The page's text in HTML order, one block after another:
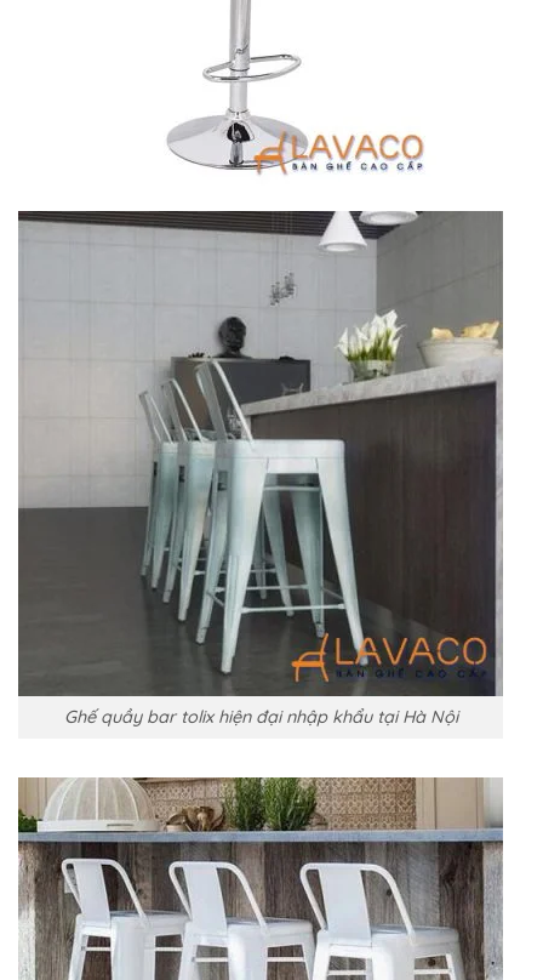
Ghế quầy bar tolix hiện đại nhập khẩu tại Hà Nội